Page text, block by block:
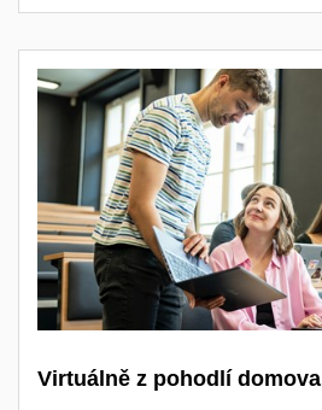
Virtuálně z pohodlí domova